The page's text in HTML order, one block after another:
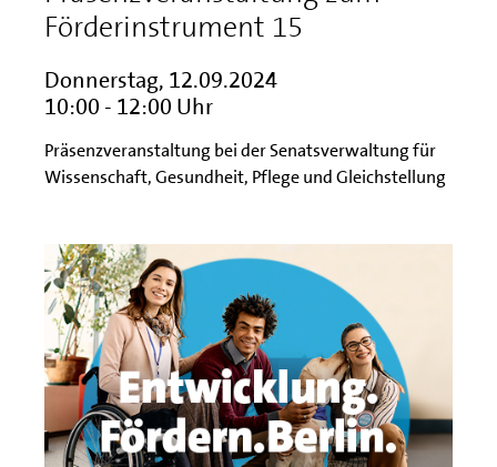
Förderinstrument 15
Donnerstag, 12.09.2024
10:00 - 12:00 Uhr
Präsenzveranstaltung bei der Senatsverwaltung für
Wissenschaft, Gesundheit, Pflege und Gleichstellung